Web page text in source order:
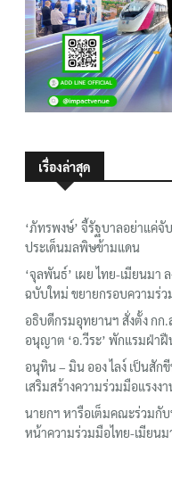
เรื่องล่าสุด
‘ภัทรพงษ์’ จี้รัฐบาลอย่าแค่จั
ประเด็นมลพิษข้ามแดน
‘จุลพันธ์’ เผย ไทย-เมียนมา
ฉบับใหม่ ขยายกรอบความร่ว
อธิบดีกรมอุทยานฯ​ สั่งตั้ง กก
อนุญาต ‘อ.วีระ’ พักแรมฝ่าฝื
อนุทิน – มิน ออง ไลง์ เป็นสัก
เสริมสร้างความร่วมมือแรง
นายกฯ หารือเต็มคณะร่วมกั
หน้าความร่วมมือไทย-เมียน